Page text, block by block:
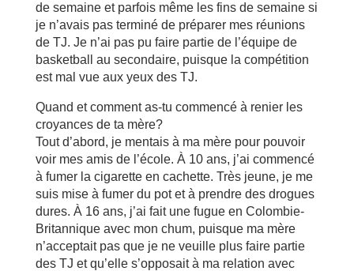
de semaine et parfois même les fins de semaine si
je n’avais pas terminé de préparer mes réunions
de TJ. Je n’ai pas pu faire partie de l’équipe de
basketball au secondaire, puisque la compétition
est mal vue aux yeux des TJ.
Quand et comment as-tu commencé à renier les
croyances de ta mère?
Tout d’abord, je mentais à ma mère pour pouvoir
voir mes amis de l’école. À 10 ans, j’ai commencé
à fumer la cigarette en cachette. Très jeune, je me
suis mise à fumer du pot et à prendre des drogues
dures. À 16 ans, j’ai fait une fugue en Colombie-
Britannique avec mon chum, puisque ma mère
n’acceptait pas que je ne veuille plus faire partie
des TJ et qu’elle s’opposait à ma relation avec